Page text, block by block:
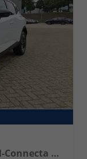
1.3 DIG-T MHEV 158 PS X-Tronic N-Connecta Teil-Leder PanoGlasdach Klimaautomatik Sitzheizung Lenkradheizung Navi ACC PDC v+h 360°Kamera DAB Bluetooth Touchscreen Apple CarPlay Android Auto 18"LM